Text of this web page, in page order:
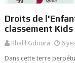
Droits de
classement
Khalil Gdoura
6
Dans cette terre